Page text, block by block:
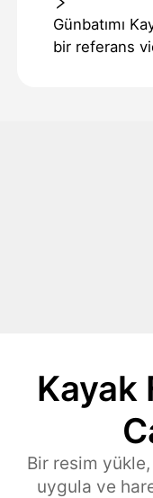
Günbatımı
bir referans
Kayak
Bir resim yükle,
uygula ve